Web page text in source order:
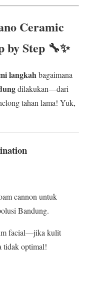
Ceramic
by Step 🔧✨
langkahbagaimana
dilakukan—dari
tahan lama! Yuk,
cannon untuk
Bandung.
facial—jika kulit
tidak optimal!